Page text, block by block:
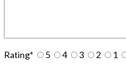
Rating* 5 4 3 2 1